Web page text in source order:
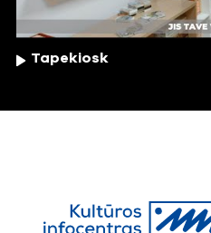
Tapekiosk